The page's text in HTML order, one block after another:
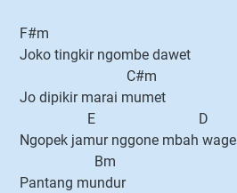
F#m
Joko tingkir ngombe dawet
C#m
Jo dipikir marai mumet
E D
Ngopek jamur nggone mbah wage
Bm
Pantang mundur